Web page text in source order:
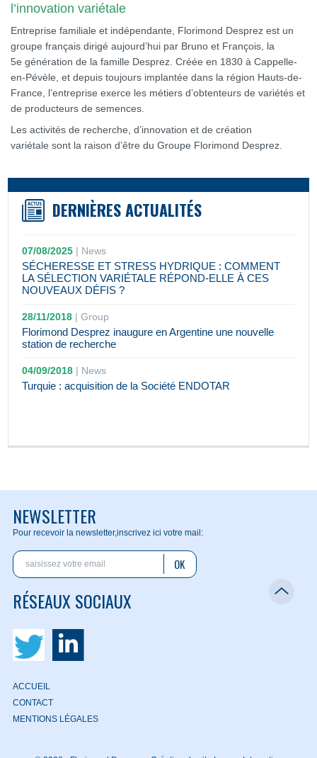
l’innovation variétale
Entreprise familiale et indépendante, Florimond Desprez est un
groupe français dirigé aujourd’hui par Bruno et François, la
5e génération de la famille Desprez. Créée en 1830 à Cappelle-
en-Pévèle, et depuis toujours implantée dans la région Hauts-de-
France, l’entreprise exerce les métiers d’obtenteurs de variétés et
de producteurs de semences.
Les activités de recherche, d’innovation et de création
variétale sont la raison d’être du Groupe Florimond Desprez.
DERNIÈRES ACTUALITÉS
07/08/2025 | News
SÉCHERESSE ET STRESS HYDRIQUE : COMMENT
LA SÉLECTION VARIÉTALE RÉPOND-ELLE À CES
NOUVEAUX DÉFIS ?
28/11/2018 |Group
Florimond Desprez inaugure en Argentine une nouvelle
station de recherche
04/09/2018 | News
Turquie : acquisition de la Société ENDOTAR
NEWSLETTER
Pour recevoir la newsletter,inscrivez ici votre mail:
OK
RÉSEAUX SOCIAUX
ACCUEIL
CONTACT
MENTIONS LÉGALES